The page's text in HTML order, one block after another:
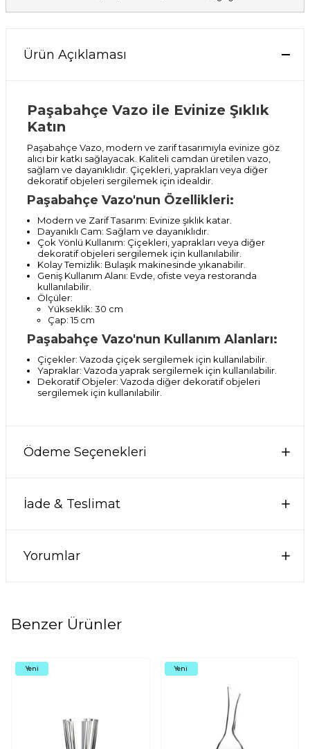
Ürün Açıklaması
Paşabahçe Vazo ile Evinize Şıklık
Katın
Paşabahçe Vazo, modern ve zarif tasarımıyla evinize göz
alıcı bir katkı sağlayacak. Kaliteli camdan üretilen vazo,
sağlam ve dayanıklıdır. Çiçekleri, yaprakları veya diğer
dekoratif objeleri sergilemek için idealdir.
Paşabahçe Vazo'nun Özellikleri:
Modern ve Zarif Tasarım: Evinize şıklık katar.
Dayanıklı Cam: Sağlam ve dayanıklıdır.
Çok Yönlü Kullanım: Çiçekleri, yaprakları veya diğer
dekoratif objeleri sergilemek için kullanılabilir.
Kolay Temizlik: Bulaşık makinesinde yıkanabilir.
Geniş Kullanım Alanı: Evde, ofiste veya restoranda
kullanılabilir.
Ölçüler:
Yükseklik: 30 cm
Çap: 15 cm
Paşabahçe Vazo'nun Kullanım Alanları:
Çiçekler: Vazoda çiçek sergilemek için kullanılabilir.
Yapraklar: Vazoda yaprak sergilemek için kullanılabilir.
Dekoratif Objeler: Vazoda diğer dekoratif objeleri
sergilemek için kullanılabilir.
Ödeme Seçenekleri
İade & Teslimat
Yorumlar
Benzer Ürünler
Yeni Yeni